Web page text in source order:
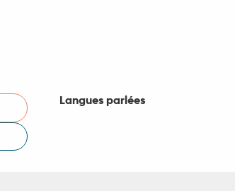
Langues parlées
Langues parlées